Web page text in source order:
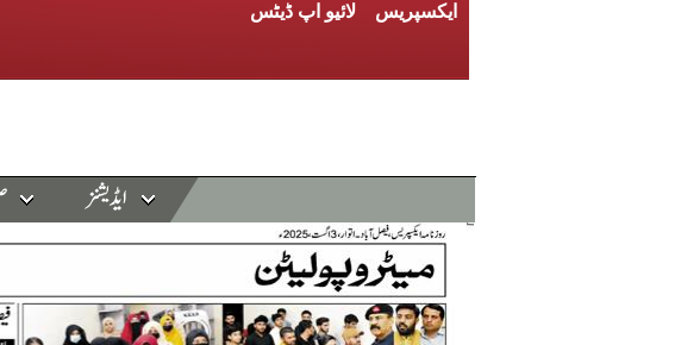
ایکسپریس لائیو اپ ڈیٹس